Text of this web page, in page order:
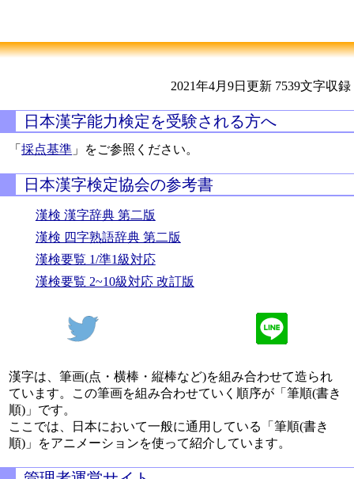
2021年4月9日更新 7539文字収録
日本漢字能力検定を受験される方へ
「採点基準 」をご参照ください。
日本漢字検定協会の参考書
漢検 漢字辞典 第二版
漢検 四字熟語辞典 第二版
漢検要覧 1/準1級対応
漢検要覧 2~10級対応 改訂版
漢字は、筆画(点・横棒・縦棒など)を組み合わせて造られ
ています。この筆画を組み合わせていく順序が「筆順(書き
順)」です。
ここでは、日本において一般に通用している「筆順(書き
順)」をアニメーションを使って紹介しています。